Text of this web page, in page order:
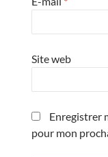
Site web
Enregistrer
pour mon